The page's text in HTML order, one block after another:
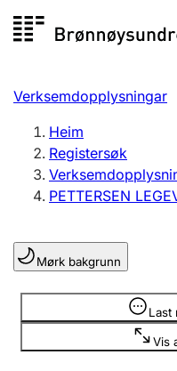
Registersøk
Aksjeselskap
Registrere, endre,
Lag og foreining
Registrere, endre,
Verksemdopplysningar
Heim
Registersøk
PETTERSEN
Mørk bakgrunn
Last
Vis
Opplysninger er skjult